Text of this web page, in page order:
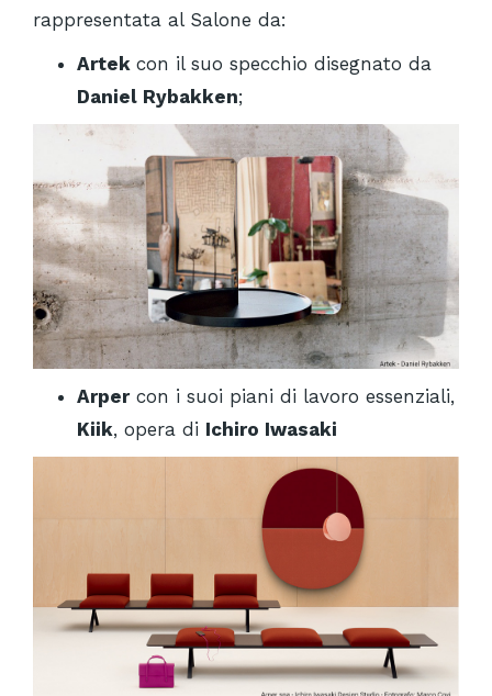
rappresentata al Salone da:
Artek con il suo specchio disegnato da
Daniel Rybakken;
Arpercon i suoi piani di lavoro essenziali,
Kiik, opera di Ichiro Iwasaki